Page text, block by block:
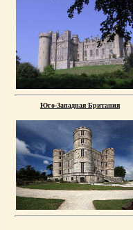
Юго-Западная Британия